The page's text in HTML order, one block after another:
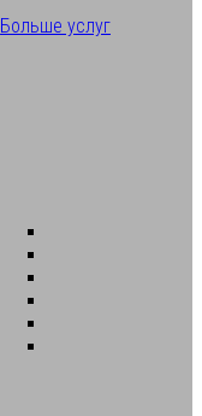
Больше услуг